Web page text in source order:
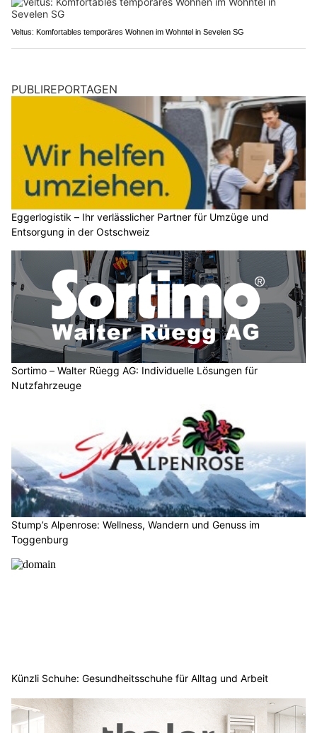
Veltus: Komfortables temporäres Wohnen im Wohntel in Sevelen SG
PUBLIREPORTAGEN
Eggerlogistik – Ihr verlässlicher Partner für Umzüge und
Entsorgung in der Ostschweiz
Sortimo – Walter Rüegg AG: Individuelle Lösungen für
Nutzfahrzeuge
Stump’s Alpenrose: Wellness, Wandern und Genuss im
Toggenburg
Künzli Schuhe: Gesundheitsschuhe für Alltag und Arbeit